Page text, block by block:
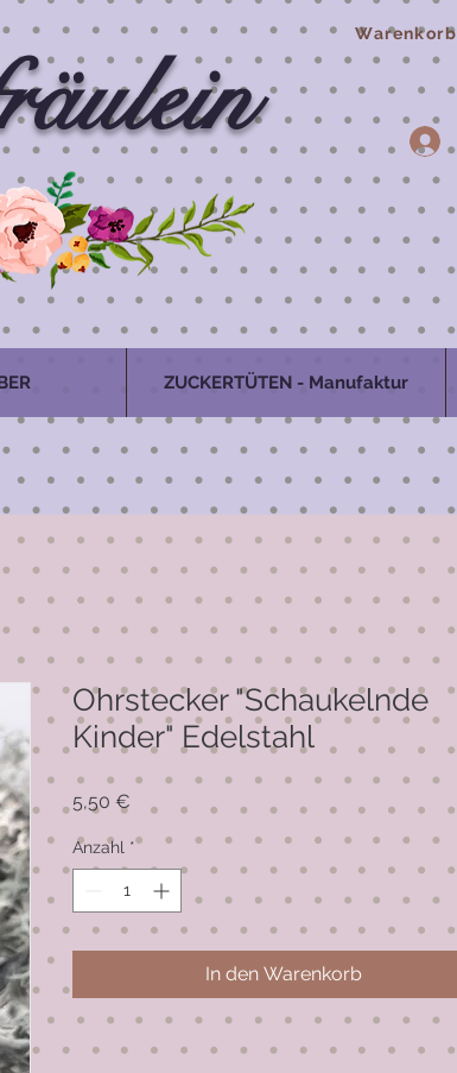
Warenkorb
ZUCKERTÜTEN - Manufaktur
Ohrstecker "Schaukelnde
Kinder" Edelstahl
5,50 €
Anzahl *
In den Warenkorb